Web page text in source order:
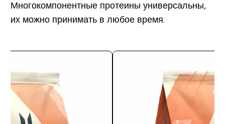
Многокомпонентные протеины универсальны,
их можно принимать в любое время.